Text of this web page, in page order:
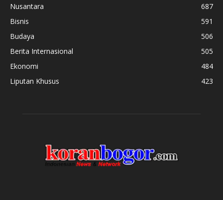
Nusantara
687
Bisnis
591
Budaya
506
Berita Internasional
505
Ekonomi
484
Liputan Khusus
423